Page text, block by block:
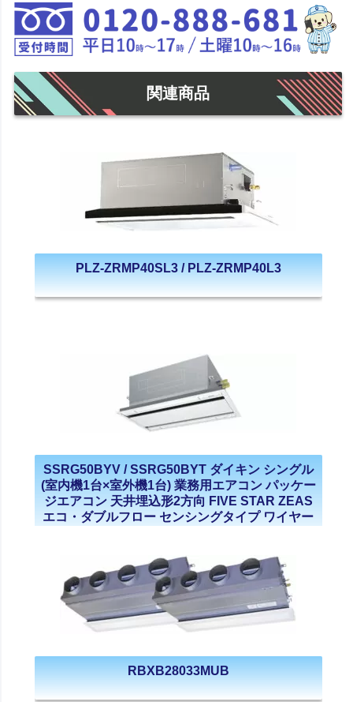
関連商品
PLZ-ZRMP40SL3 / PLZ-ZRMP40L3
SSRG50BYV / SSRG50BYT ダイキン シングル
(室内機1台×室外機1台) 業務用エアコン パッケー
ジエアコン 天井埋込形2方向 FIVE STAR ZEAS
エコ・ダブルフロー センシングタイプ ワイヤー
RBXB28033MUB